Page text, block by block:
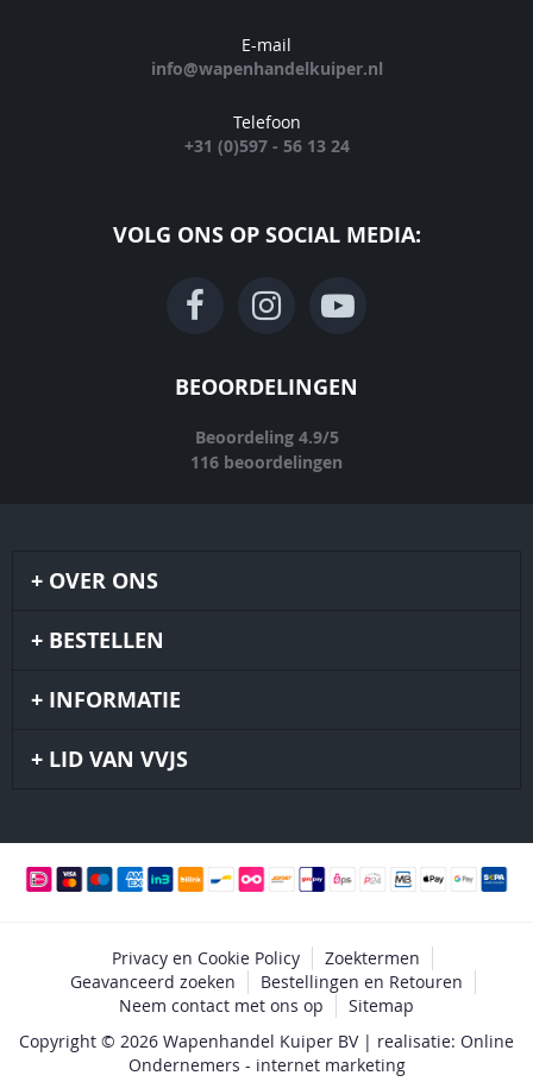
E-mail
info@wapenhandelkuiper.nl
Telefoon
+31 (0)597 - 56 13 24
VOLG ONS OP SOCIAL MEDIA:
BEOORDELINGEN
Beoordeling 4.9/5
116 beoordelingen
OVER ONS
BESTELLEN
INFORMATIE
LID VAN VVJS
Privacy en Cookie Policy
Zoektermen
Geavanceerd zoeken
Bestellingen en Retouren
Neem contact met ons op
Sitemap
Copyright © 2026 Wapenhandel Kuiper BV | realisatie: Online
Ondernemers - internet marketing